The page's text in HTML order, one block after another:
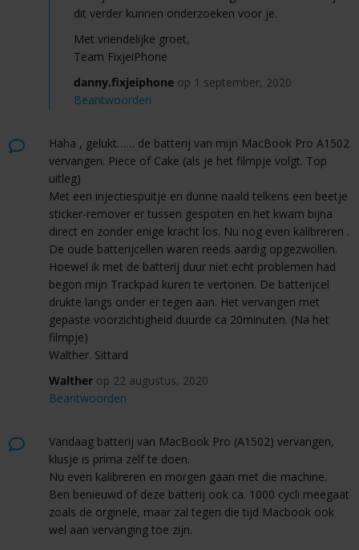
dit verder kunnen onderzoeken voor je.
Met vriendelijke groet,
Team FixjeiPhone
danny.fixjeiphone op 1 september, 2020
Beantwoorden
Haha , gelukt…… de batterij van mijn MacBook Pro A1502
vervangen. Piece of Cake (als je het filmpje volgt. Top
uitleg)
Met een injectiespuitje en dunne naald telkens een beetje
sticker-remover er tussen gespoten en het kwam bijna
direct en zonder enige kracht los. Nu nog even kalibreren .
De oude batterijcellen waren reeds aardig opgezwollen.
Hoewel ik met de batterij duur niet echt problemen had
begon mijn Trackpad kuren te vertonen. De batterijcel
drukte langs onder er tegen aan. Het vervangen met
gepaste voorzichtigheid duurde ca 20minuten. (Na het
filmpje)
Walther. Sittard
Walther op 22 augustus, 2020
Beantwoorden
Vandaag batterij van MacBook Pro (A1502) vervangen,
klusje is prima zelf te doen.
Nu even kalibreren en morgen gaan met die machine.
Ben benieuwd of deze batterij ook ca. 1000 cycli meegaat
zoals de orginele, maar zal tegen die tijd Macbook ook
wel aan vervanging toe zijn.